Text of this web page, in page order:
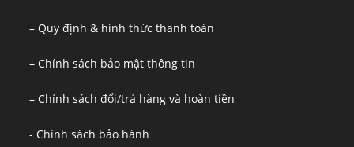
– Quy định & hình thức thanh toán
– Chính sách bảo mật thông tin
– Chính sách đổi/trả hàng và hoàn tiền
- Chính sách bảo hành